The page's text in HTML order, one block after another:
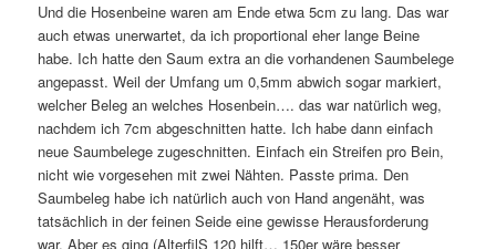
Und die Hosenbeine waren am Ende etwa 5cm zu lang. Das war
auch etwas unerwartet, da ich proportional eher lange Beine
habe. Ich hatte den Saum extra an die vorhandenen Saumbelege
angepasst. Weil der Umfang um 0,5mm abwich sogar markiert,
welcher Beleg an welches Hosenbein…. das war natürlich weg,
nachdem ich 7cm abgeschnitten hatte. Ich habe dann einfach
neue Saumbelege zugeschnitten. Einfach ein Streifen pro Bein,
nicht wie vorgesehen mit zwei Nähten. Passte prima. Den
Saumbeleg habe ich natürlich auch von Hand angenäht, was
tatsächlich in der feinen Seide eine gewisse Herausforderung
war. Aber es ging (AlterfilS 120 hilft… 150er wäre besser